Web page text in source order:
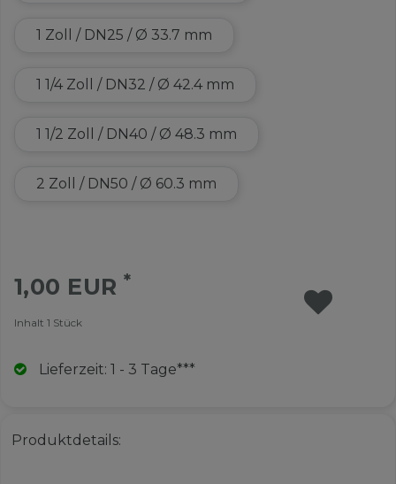
1 Zoll / DN25 / Ø 33.7 mm
1 1/4 Zoll / DN32 / Ø 42.4 mm
1 1/2 Zoll / DN40 / Ø 48.3 mm
2 Zoll / DN50 / Ø 60.3 mm
1,00 EUR*
Inhalt 1 Stück
Lieferzeit: 1 - 3 Tage***
Produktdetails: